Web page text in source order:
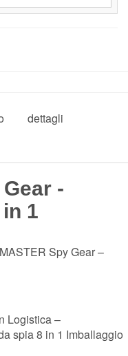
dettagli
-
1
Spy Gear –
Logistica –
spia 8 in 1 Imballaggio